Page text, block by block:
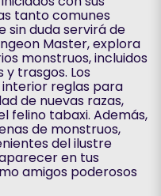
tanto comunes
sin duda servirá de
Master, explora
monstruos, incluidos
trasgos. Los
reglas para
de nuevas razas,
felino tabaxi. Además,
de monstruos,
del ilustre
en tus
amigos poderosos